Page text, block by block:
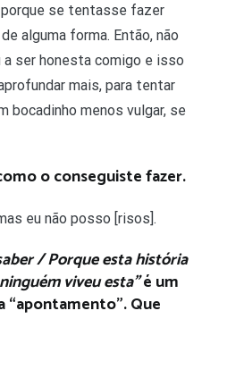
se tentasse fazer
alguma forma. Então, não
ser honesta comigo e isso
mais, para tentar
bocadinho menos vulgar, se
o conseguiste fazer.
eu não posso [risos].
/ Porque esta história
viveu esta”é um
“apontamento”. Que